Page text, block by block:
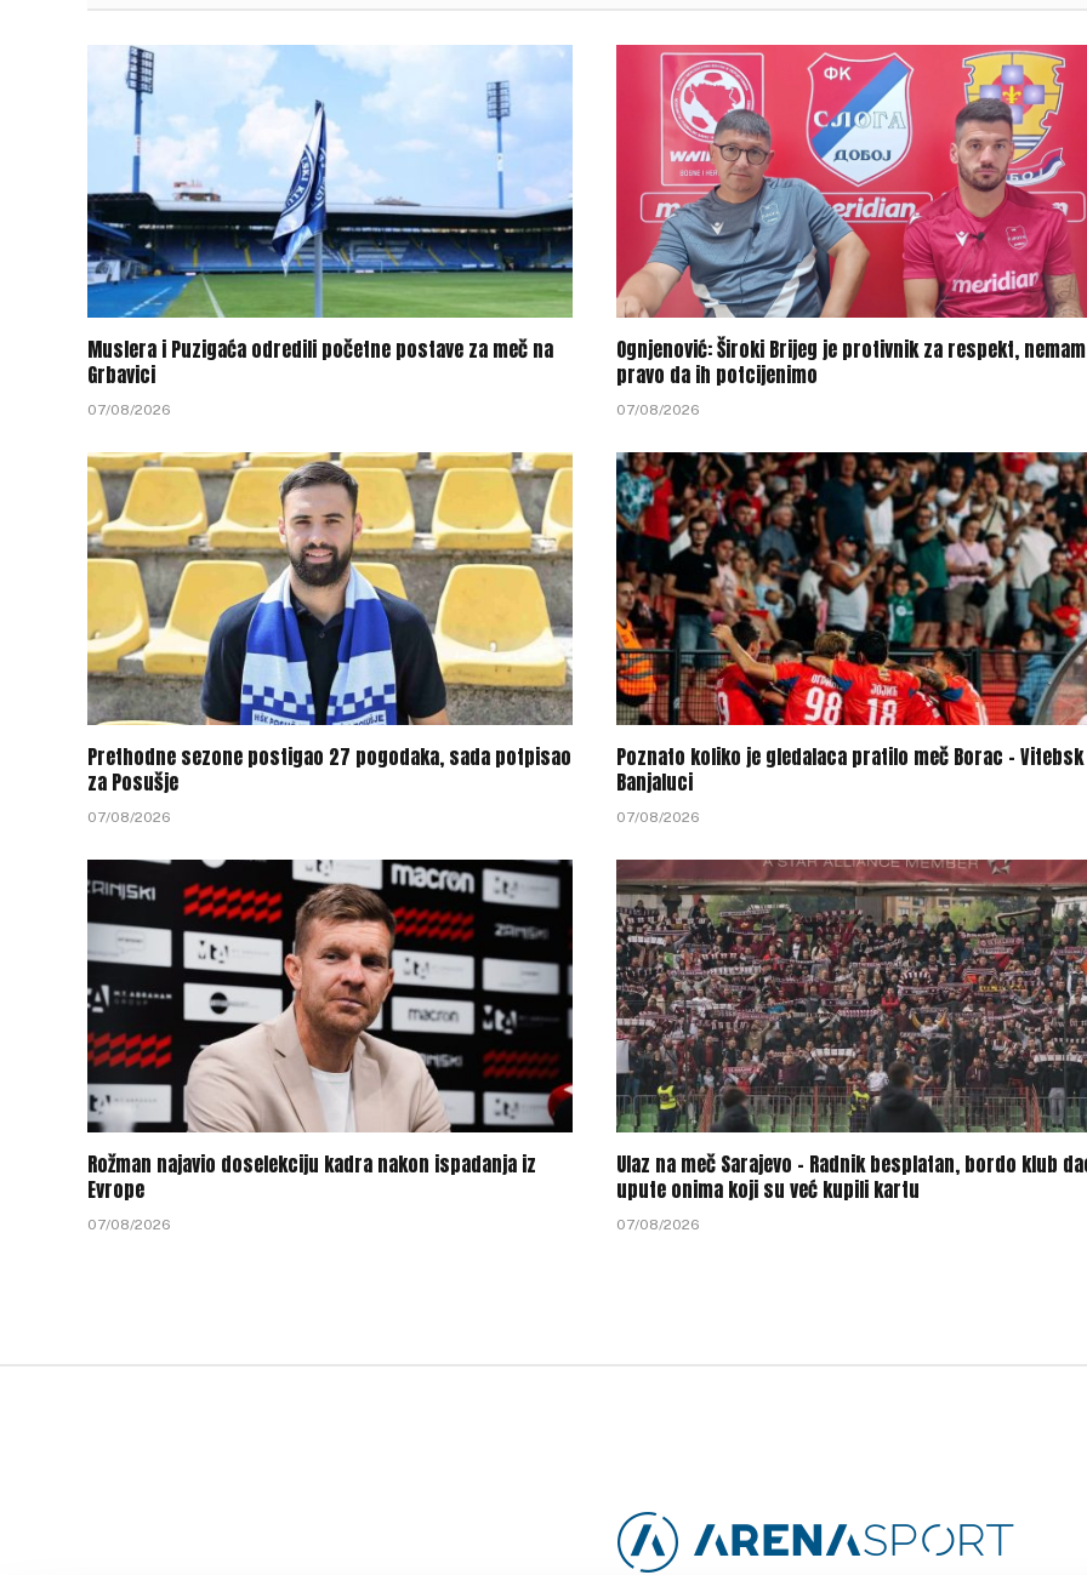
Muslera i Puzigaća odredili početne postave za meč na
Grbavici
07/08/2026
Ognjenović: Široki Brijeg je protivnik za respekt,
pravo da ih potcijenimo
07/08/2026
Prethodne sezone postigao 27 pogodaka, sada potpisao
za Posušje
07/08/2026
Poznato koliko je gledalaca pratilo meč Borac –
Banjaluci
07/08/2026
Rožman najavio doselekciju kadra nakon ispadanja iz
Evrope
07/08/2026
Ulaz na meč Sarajevo – Radnik besplatan, bordo klub
upute onima koji su već kupili kartu
07/08/2026